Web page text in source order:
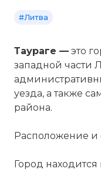
#Литва
Таураге — это
западной части
уезда, а также
района.
Расположение
Город